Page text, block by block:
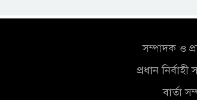
সম্পাদক ও
প্রধান
বার্তা